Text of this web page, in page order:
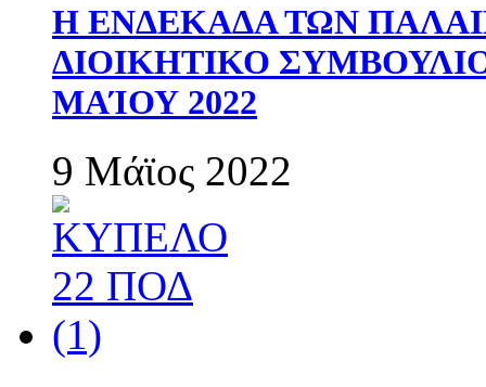
Η ΕΝΔΕΚΑΔΑ ΤΩΝ
ΔΙΟΙΚΗΤΙΚΟ
ΜΑΊΟΥ 2022
9 Μάϊος 2022